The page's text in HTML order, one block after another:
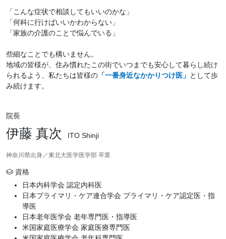
「こんな症状で相談してもいいのかな」
「何科に行けばいいかわからない」
「家族の介護のことで悩んでいる」
些細なことでも構いません。
地域の皆様が、住み慣れたこの街でいつまでも安心して暮らし続け
られるよう、私たちは皆様の 「一番身近なかかりつけ医」 として歩
み続けます。
院長
伊藤 真次 ITO Shinji
神奈川県出身／東北大医学医学部 卒業
資格
日本内科学会 認定内科医
日本プライマリ・ケア連合学会 プライマリ・ケア認定医・指
導医
日本老年医学会 老年専門医・指導医
米国家庭医療学会 家庭医療専門医